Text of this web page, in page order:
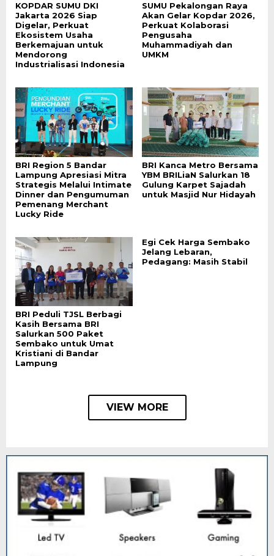
KOPDAR SUMU DKI
Jakarta 2026 Siap
Digelar, Perkuat
Ekosistem Usaha
Berkemajuan untuk
Mendorong
Industrialisasi Indonesia
SUMU Pekalongan Raya
Akan Gelar Kopdar 2026,
Perkuat Kolaborasi
Pengusaha
Muhammadiyah dan
UMKM
BRI Region 5 Bandar
Lampung Apresiasi Mitra
Strategis Melalui Intimate
Dinner dan Pengumuman
Pemenang Merchant
Lucky Ride
BRI Kanca Metro Bersama
YBM BRILiaN Salurkan 18
Gulung Karpet Sajadah
untuk Masjid Nur Hidayah
BRI Peduli TJSL Berbagi
Kasih Bersama BRI
Salurkan 500 Paket
Sembako untuk Umat
Kristiani di Bandar
Lampung
Egi Cek Harga Sembako
Jelang Lebaran,
Pedagang: Masih Stabil
VIEW MORE